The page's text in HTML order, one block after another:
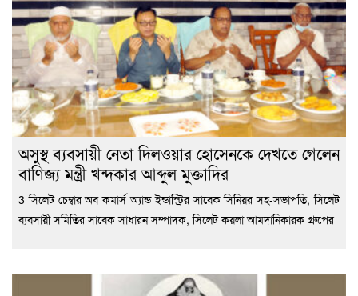
অসুস্থ ব্যবসায়ী নেতা দিলওয়ার হোসেনকে দেখতে গেলেন
বাণিজ্য মন্ত্রী খন্দকার আব্দুল মুক্তাদির
3 সিলেট চেম্বার অব কমার্স অ্যান্ড ইন্ডাস্ট্রির সাবেক সিনিয়র সহ-সভাপতি, সিলেট
ব্যবসায়ী সমিতির সাবেক সাধারন সম্পাদক, সিলেট কয়লা আমদানিকারক গ্রুপের